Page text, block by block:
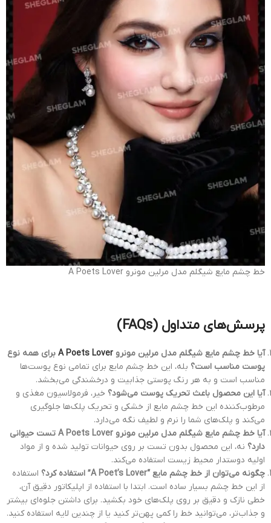
خط چشم مایع شیگلم مدل مرلین مونرو A Poets Lover
پرسش‌های متداول (FAQs)
آیا خط چشم مایع شیگلم مدل مرلین مونرو A Poets Lover برای همه نوع
پوست مناسب است؟ بله، این خط چشم مایع برای تمامی نوع پوست‌ها
مناسب است و به هر رنگ پوستی جذابیت و درخشندگی می‌بخشد.
آیا این محصول باعث تحریک پوست می‌شود؟ خیر، فرمولاسیون مغذی و
مرطوب‌کننده این خط چشم مایع از خشکی و تحریک پلک‌ها جلوگیری
می‌کند و پلک‌های شما را نرم و لطیف نگه می‌دارد.
آیا خط چشم مایع شیگلم مدل مرلین مونرو A Poets Lover تست حیوانی
دارد؟ نه، این محصول بدون تست بر روی حیوانات تولید شده و از مواد
اولیه دوستدار محیط زیست استفاده می‌کند.
چگونه می‌توان از خط چشم مایع “A Poet’s Lover” استفاده کرد؟
استفاده
از این خط چشم بسیار ساده است. ابتدا با استفاده از اپلیکاتور دقیق آن،
خطی نازک و دقیق بر روی پلک‌های خود بکشید. برای داشتن جلوه‌ای بیشتر
و جذاب‌تر، می‌توانید خط را کمی پهن‌تر کنید یا از چندین لایه استفاده کنید.